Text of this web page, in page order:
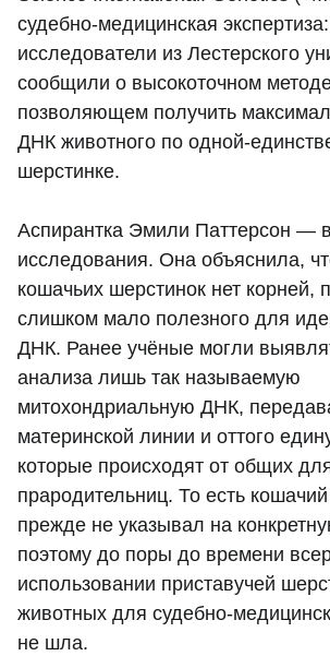
судебно-медицинская
исследователи из Лестерского
сообщили о высокоточном
позволяющем получить
ДНК животного по одной-
шерстинке.
Аспирантка Эмили Паттерсон —
исследования. Она объяснила,
кошачьих шерстинок нет корней,
слишком мало полезного для
ДНК. Ранее учёные могли
анализа лишь так называемую
митохондриальную ДНК,
материнской линии и оттого
которые происходят от общих
прародительниц. То есть
прежде не указывал на
поэтому до поры до времени
использовании приставучей
животных для судебно-
не шла.